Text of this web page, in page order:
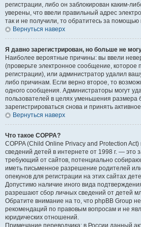
регистрации, либо он заблокирован каким-
уверены, что ввели правильный адрес
так и не получили, то обратитесь за
Вернуться наверх
Я давно зарегистрирован, но больше не
Наиболее вероятные причины: вы ввели
(проверьте электронное сообщение, которое
регистрации), или администратор удалил
либо причинам. Если верно второе, то
одного сообщения. Администраторы могут
пользователей в целях уменьшения
зарегистрироваться снова и принять
Вернуться наверх
Что такое COPPA?
COPPA (Child Online Privacy and Protection
сведений детей в интернете от 1998 г. —
требующий от сайтов, потенциально
иметь письменное разрешение родителей
опекунов для регистрации на этих сайтах
Допустимо наличие иного вида
разрешают сбор личных сведений от детей
Обратите внимание на то, что phpBB Group
рекомендаций по правовым вопросам и не
юридических отношений.
Примечание переводчика: в России данный